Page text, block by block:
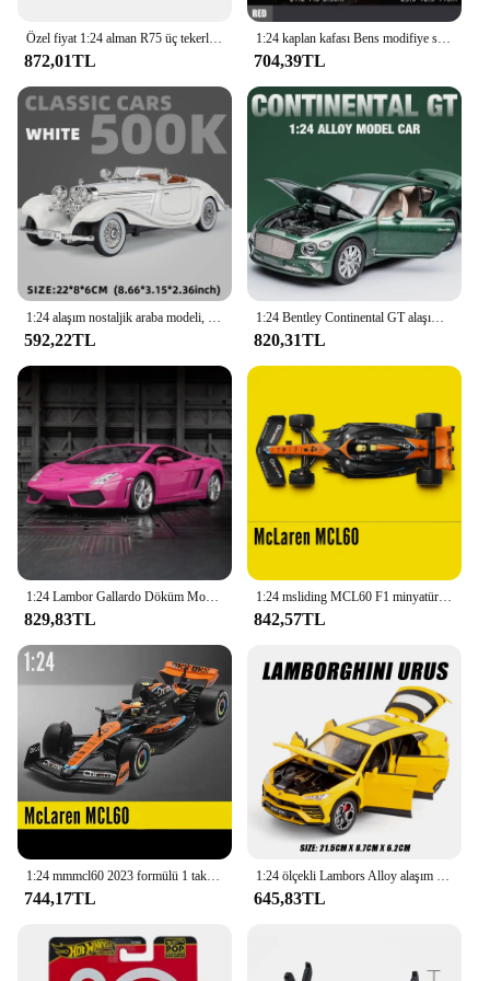
Özel fiyat 1:24 alman R75 üç tekerlekli bisiklet modeli araç monte MG42 makineli tüfek + römork bitmiş ürün koleksiyonu modeli
872,01TL
1:24 kaplan kafası Bens modifiye sürüm alaşım araba modeli Diecasts sesli oyuncak ve hafif araçlar dekorasyon oyuncaklar çocuklar için hediye
704,39TL
1:24 alaşım nostaljik araba modeli, klasik 500K ve CLK-GTR serisi için, gençlik koleksiyonu ve ekran için uygun
592,22TL
1:24 Bentley Continental GT alaşım araba modeli dietoy oyuncak simülasyon Metal araba modeli ses işık koleksiyonu çocuk oyuncak hediye A117
820,31TL
829,83TL
1:24 msliding MCL60 F1 minyatür arabalar alaşım oyuncaklar Diecast modeller tekerlekler döndü olabilir haddeleme sürgülü spor araba erkek festivali hediyeler
842,57TL
744,17TL 645,83TL